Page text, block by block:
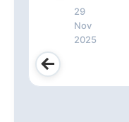
29
Nov
2025